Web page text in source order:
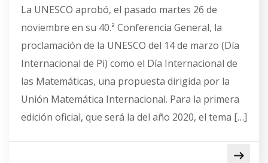
La UNESCO aprobó, el pasado martes 26 de
noviembre en su 40.ª Conferencia General, la
proclamación de la UNESCO del 14 de marzo (Día
Internacional de Pi) como el Día Internacional de
las Matemáticas, una propuesta dirigida por la
Unión Matemática Internacional. Para la primera
edición oficial, que será la del año 2020, el tema […]